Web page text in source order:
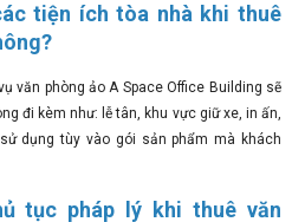
tiện ích tòa nhà khi thuê
văn phòng ảo A Space Office Building sẽ
đi kèm như: lễ tân, khu vực giữ xe, in ấn,
dụng tùy vào gói sản phẩm mà khách
tục pháp lý khi thuê văn